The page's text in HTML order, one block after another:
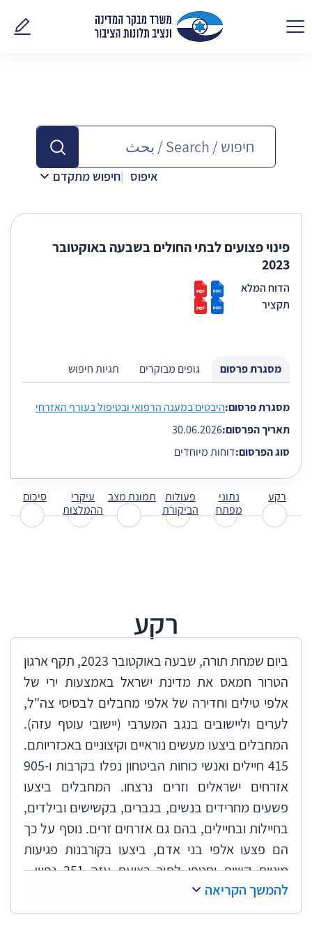
פנו
איפוס חיפוש מתקדם
פינוי פצועים לבתי החולים בשבעה באוקטובר
2023
הדוח המלא
תקציר
מסגרת פרסום גופים מבוקרים תגיות חיפוש
הגעת לתוכן כרטיסייה על מנת להמשיך בנייוט דלג עם החיצים למטה
מסגרת פרסום:היבטים במענה הרפואי ובטיפול בעורף האזרחי
תאריך הפרסום:30.06.2026
סוג הפרסום:דוחות מיוחדים
רקע
נתוני
מפתח
פעולות
הביקורת
תמונת מצב
עיקרי
ההמלצות
סיכום
רקע
ביום שמחת תורה, שבעה באוקטובר 2023, תקף ארגון
הטרור חמאס את מדינת ישראל באמצעות ירי של
אלפי טילים וחדירה של אלפי מחבלים לבסיסי צה"ל,
לערים וליישובים בנגב המערבי (יישובי עוטף עזה).
המחבלים ביצעו מעשים נוראיים וקיצוניים באכזריותם.
415 חיילים ואנשי כוחות הביטחון נפלו בקרבות ו-905
אזרחים ישראלים וזרים נרצחו. המחבלים ביצעו
פשעים מחרידים בנשים, בגברים, בקשישים ובילדים,
בחיילות ובחיילים, בהם גם אזרחים זרים. נוסף על כך
הם פצעו אלפי בני אדם, ביצעו בקורבנות פגיעות
מיניות קשות וחטפו לתוך רצועת עזה 251 נפש -
פעוטות, ילדים וילדות, נערים ונערות, נשים, גברים,
קשישים, חיילים וחיילות וכן אזרחים זרים. הם פגעו גם
להמשך הקריאה